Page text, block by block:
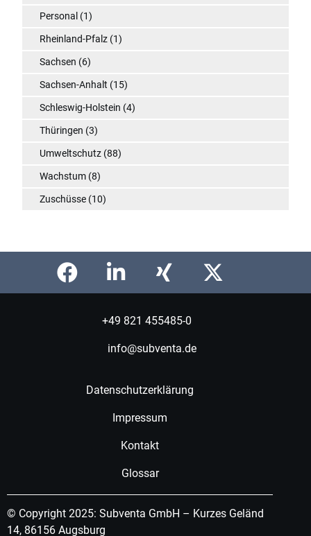
Personal (1)
Rheinland-Pfalz (1)
Sachsen (6)
Sachsen-Anhalt (15)
Schleswig-Holstein (4)
Thüringen (3)
Umweltschutz (88)
Wachstum (8)
Zuschüsse (10)
+49 821 455485-0
info@subventa.de
Datenschutzerklärung
Impressum
Kontakt
Glossar
© Copyright 2025: Subventa GmbH – Kurzes Geländ
14, 86156 Augsburg